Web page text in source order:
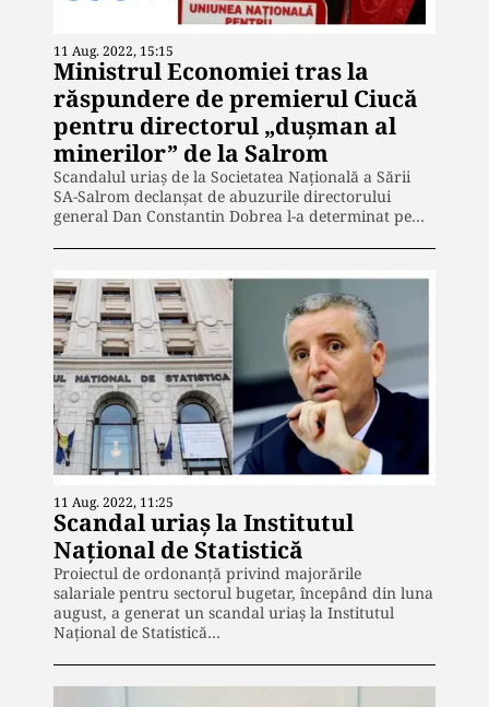
11 Aug. 2022, 15:15
Ministrul Economiei tras la
răspundere de premierul Ciucă
pentru directorul „dușman al
minerilor” de la Salrom
Scandalul uriaș de la Societatea Națională a Sării
SA-Salrom declanșat de abuzurile directorului
general Dan Constantin Dobrea l-a determinat pe…
11 Aug. 2022, 11:25
Scandal uriaș la Institutul
Național de Statistică
Proiectul de ordonanță privind majorările
salariale pentru sectorul bugetar, începând din luna
august, a generat un scandal uriaș la Institutul
Național de Statistică…